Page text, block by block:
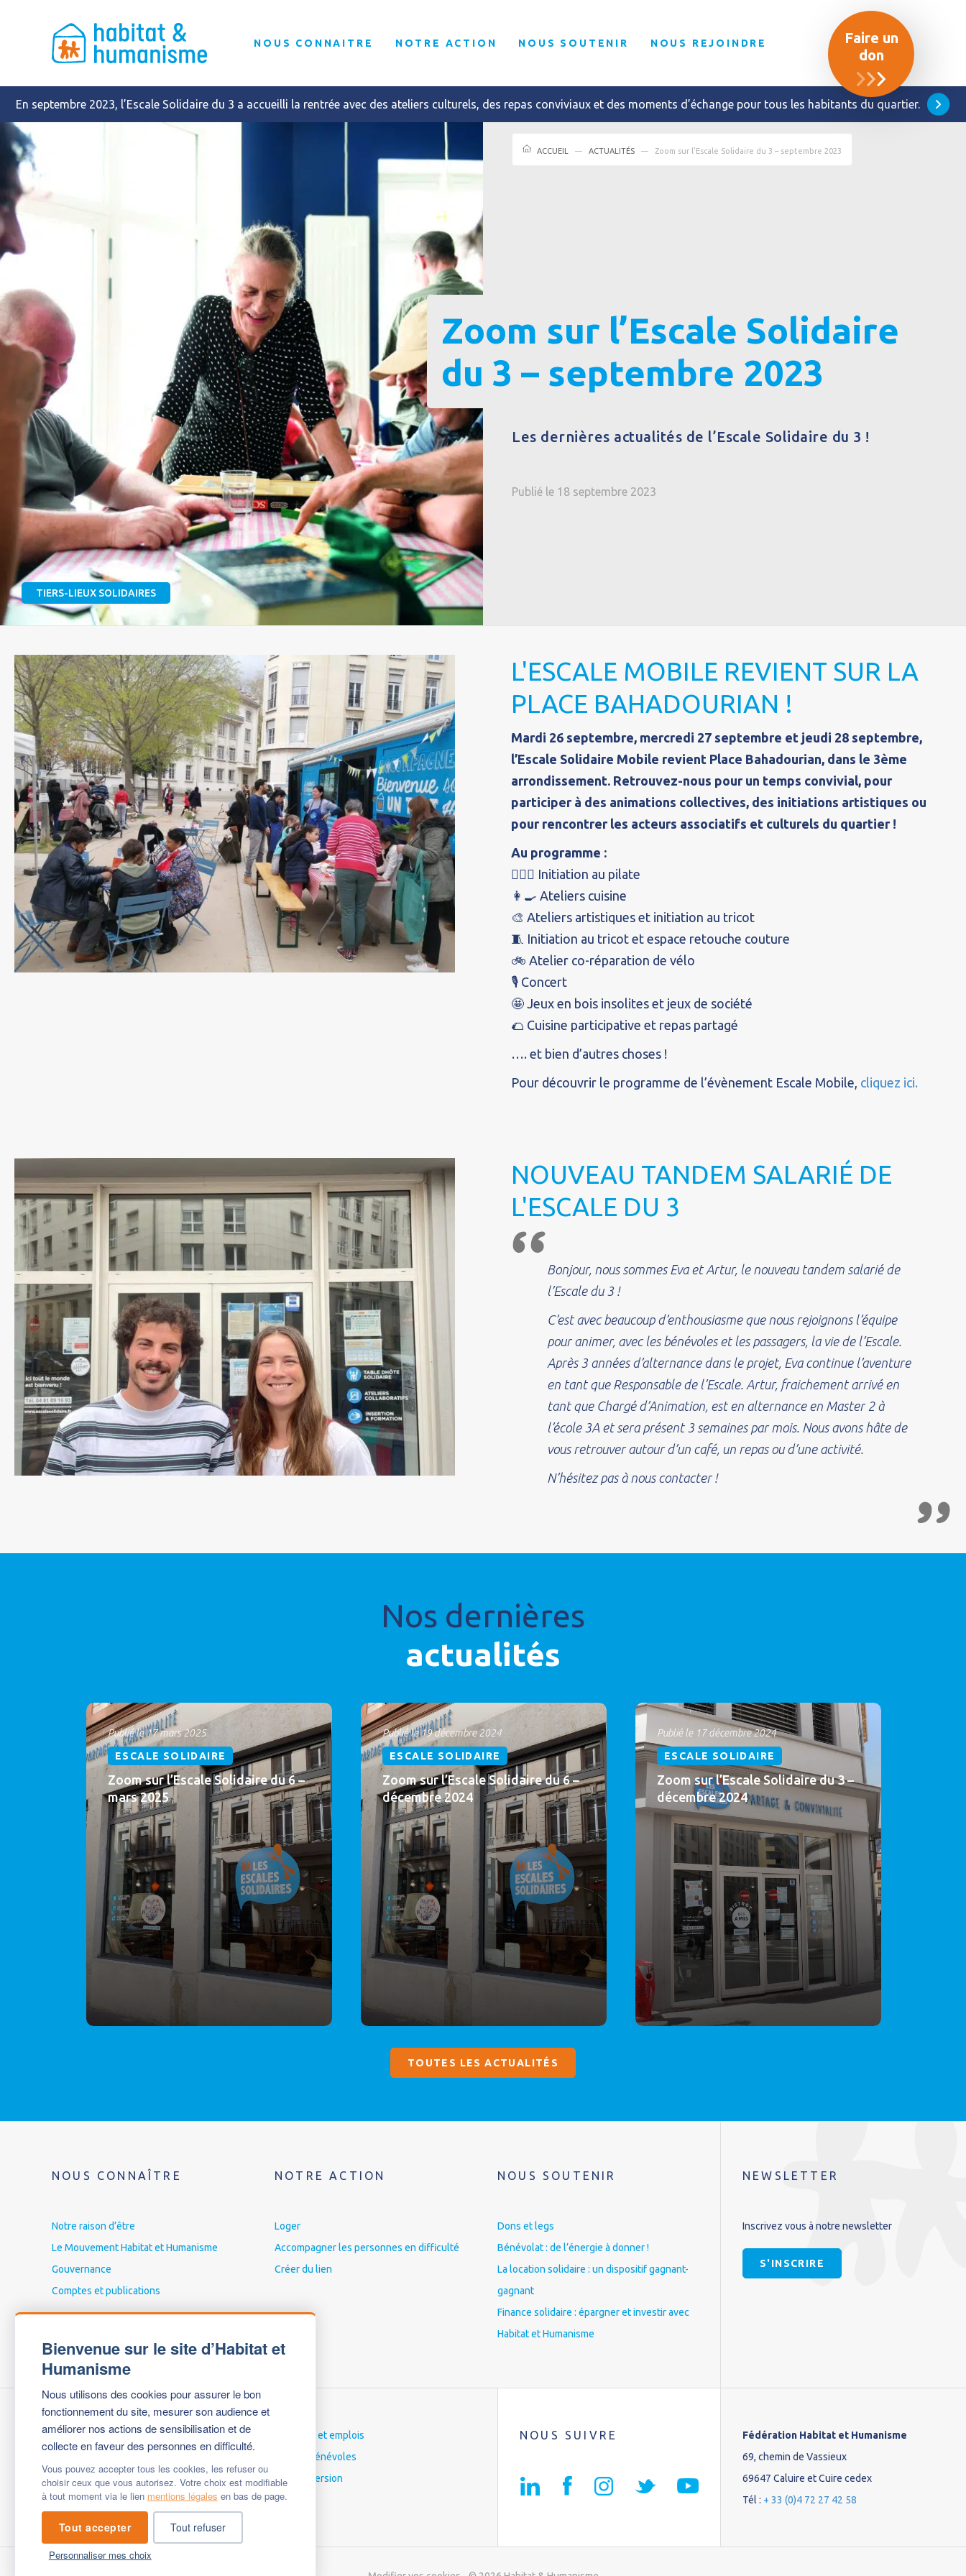
Bienvenue sur le site d’Habitat et
Humanisme
Nous utilisons des cookies pour assurer le bon
fonctionnement du site, mesurer son audience et
améliorer nos actions de sensibilisation et de
collecte en faveur des personnes en difficulté.
Vous pouvez accepter tous les cookies, les refuser ou
choisir ceux que vous autorisez. Votre choix est modifiable
à tout moment via le lien mentions légales en bas de page.
Tout accepter Tout refuser
Personnaliser mes choix
NOUS CONNAITRE NOTRE ACTION NOUS SOUTENIR NOUS REJOINDRE
Faire un
don
En septembre 2023, l’Escale Solidaire du 3 a accueilli la rentrée avec des ateliers culturels, des repas conviviaux et des moments d’échange pour tous les habitants du quartier.
TIERS-LIEUX SOLIDAIRES
ACCUEIL ACTUALITÉS Zoom sur l’Escale Solidaire du 3 – septembre 2023
Zoom sur l’Escale Solidaire
du 3 – septembre 2023
Les dernières actualités de l’Escale Solidaire du 3 !
Publié le 18 septembre 2023
L'ESCALE MOBILE REVIENT SUR LA
PLACE BAHADOURIAN !
Mardi 26 septembre, mercredi 27 septembre et jeudi 28 septembre,
l’Escale Solidaire Mobile revient Place Bahadourian, dans le 3ème
arrondissement. Retrouvez-nous pour un temps convivial, pour
participer à des animations collectives, des initiations artistiques ou
pour rencontrer les acteurs associatifs et culturels du quartier !
Au programme :
🧘🏽‍♀️ Initiation au pilate
👩‍🍳 Ateliers cuisine
🎨 Ateliers artistiques et initiation au tricot
🧵 Initiation au tricot et espace retouche couture
🚲 Atelier co-réparation de vélo
🎙️ Concert
🤩 Jeux en bois insolites et jeux de société
🌮 Cuisine participative et repas partagé
…. et bien d’autres choses !
Pour découvrir le programme de l’évènement Escale Mobile, cliquez ici.
NOUVEAU TANDEM SALARIÉ DE
L'ESCALE DU 3
Bonjour, nous sommes Eva et Artur, le nouveau tandem salarié de
l’Escale du 3 !
C’est avec beaucoup d’enthousiasme que nous rejoignons l’équipe
pour animer, avec les bénévoles et les passagers, la vie de l’Escale.
Après 3 années d’alternance dans le projet, Eva continue l’aventure
en tant que Responsable de l’Escale. Artur, fraichement arrivé en
tant que Chargé d’Animation, est en alternance en Master 2 à
l’école 3A et sera présent 3 semaines par mois. Nous avons hâte de
vous retrouver autour d’un café, un repas ou d’une activité.
N’hésitez pas à nous contacter !
Nos dernières
actualités
Publié le 17 mars 2025
ESCALE SOLIDAIRE
Zoom sur l’Escale Solidaire du 6 –
mars 2025
Publié le 19 décembre 2024
ESCALE SOLIDAIRE
Zoom sur l’Escale Solidaire du 6 –
décembre 2024
Publié le 17 décembre 2024
ESCALE SOLIDAIRE
Zoom sur l’Escale Solidaire du 3 –
décembre 2024
TOUTES LES ACTUALITÉS
NOUS CONNAÎTRE
Notre raison d’être
Le Mouvement Habitat et Humanisme
Gouvernance
Comptes et publications
NOTRE ACTION
Loger
Accompagner les personnes en difficulté
Créer du lien
NOUS SOUTENIR
Dons et legs
Bénévolat : de l’énergie à donner !
La location solidaire : un dispositif gagnant-
gagnant
Finance solidaire : épargner et investir avec
Habitat et Humanisme
NEWSLETTER
Inscrivez vous à notre newsletter
S'INSCRIRE
Nous contacter
Mentions légales
Questions fréquentes
Carrières et emplois
Espace bénévoles
English version
NOUS SUIVRE
Fédération Habitat et Humanisme
69, chemin de Vassieux
69647 Caluire et Cuire cedex
Tél : + 33 (0)4 72 27 42 58